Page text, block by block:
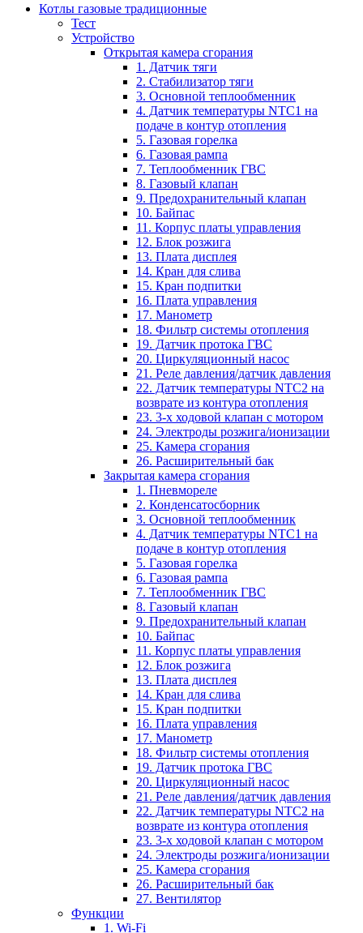
Котлы газовые традиционные
Тест
Устройство
Открытая камера сгорания
1. Датчик тяги
2. Стабилизатор тяги
3. Основной теплообменник
4. Датчик температуры NTC1 на
подаче в контур отопления
5. Газовая горелка
6. Газовая рампа
7. Теплообменник ГВС
8. Газовый клапан
9. Предохранительный клапан
10. Байпас
11. Корпус платы управления
12. Блок розжига
13. Плата дисплея
14. Кран для слива
15. Кран подпитки
16. Плата управления
17. Манометр
18. Фильтр системы отопления
19. Датчик протока ГВС
20. Циркуляционный насос
21. Реле давления/датчик давления
22. Датчик температуры NTC2 на
возврате из контура отопления
23. 3-х ходовой клапан с мотором
24. Электроды розжига/ионизации
25. Камера сгорания
26. Расширительный бак
Закрытая камера сгорания
1. Пневмореле
2. Конденсатосборник
3. Основной теплообменник
4. Датчик температуры NTC1 на
подаче в контур отопления
5. Газовая горелка
6. Газовая рампа
7. Теплообменник ГВС
8. Газовый клапан
9. Предохранительный клапан
10. Байпас
11. Корпус платы управления
12. Блок розжига
13. Плата дисплея
14. Кран для слива
15. Кран подпитки
16. Плата управления
17. Манометр
18. Фильтр системы отопления
19. Датчик протока ГВС
20. Циркуляционный насос
21. Реле давления/датчик давления
22. Датчик температуры NTC2 на
возврате из контура отопления
23. 3-х ходовой клапан с мотором
24. Электроды розжига/ионизации
25. Камера сгорания
26. Расширительный бак
27. Вентилятор
Функции
1. Wi-Fi